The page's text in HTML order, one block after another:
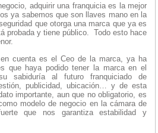
adquirir una franquicia es la mejor
ya sabemos que son llaves mano en la
que otorga una marca que ya es
probada y tiene público. Todo esto hace
cuenta es el Ceo de la marca, ya ha
que haya podido tener la marca en el
sabiduría al futuro franquiciado de
publicidad, ubicación… y de esta
importante, aun que no obligatorio, es
modelo de negocio en la cámara de
que nos garantiza estabilidad y